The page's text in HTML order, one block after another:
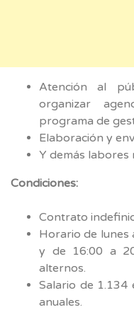
Atención al
organizar
programa de
Elaboración y
Y demás labores
Condiciones:
Contrato
Horario de lunes
y de 16:00 a
alternos.
Salario de 1.134
anuales.